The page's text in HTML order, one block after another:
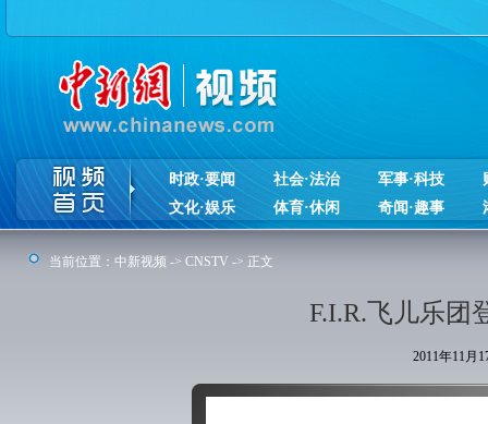
时政·要闻 社会·法治 军事·科技
文化·娱乐
体育·休闲 奇闻·趣事
当前位置： 中新视频 -> CNSTV -> 正文
F.I.R.飞儿乐团
2011年11月